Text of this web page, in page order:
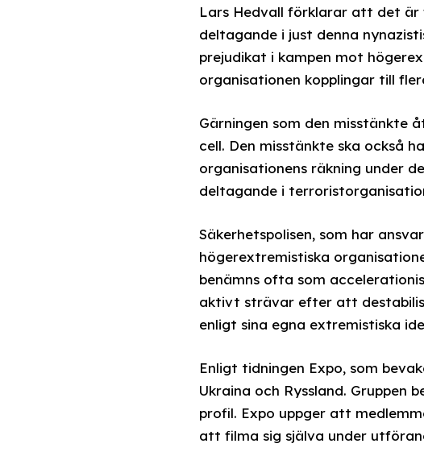
Lars Hedvall förklarar att det
deltagande i just denna
prejudikat i kampen mot
organisationen kopplingar till
Gärningen som den misstänkte
cell. Den misstänkte ska också
organisationens räkning under
deltagande i
Säkerhetspolisen, som har
högerextremistiska
benämns ofta som
aktivt strävar efter att
enligt sina egna extremistiska
Enligt tidningen Expo, som
Ukraina och Ryssland. Gruppen
profil. Expo uppger att
att filma sig själva under